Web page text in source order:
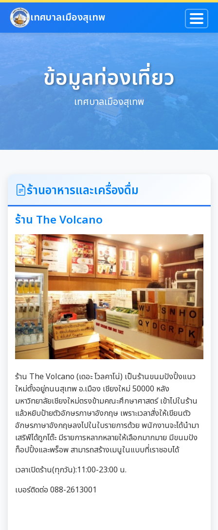
ข้ามไปยังเนื้อหาหลัก
เทศบาลเมืองสุเทพ
ข้อมูลท่องเที่ยว
เทศบาลเมืองสุเทพ
ร้านอาหารและเครื่องดื่ม
ร้าน The Volcano
ร้าน The Volcano (เดอะ โวลคาโน่) เป็นร้านขนมปังปิ้งแนว
ใหม่ตั้งอยู่ถนนสุเทพ อ.เมือง เชียงใหม่ 50000 หลัง
มหาวิทยาลัยเชียงใหม่ตรงข้ามคณะศึกษาศาสตร์ เข้าไปในร้าน
แล้วหยิบป้ายตัวอักษรภาษาอังกฤษ เพราะเวลาสั่งให้เขียนตัว
อักษรภาษาอังกฤษลงไปในใบรายการด้วย พนักงานจะได้นำมา
เสริฟ์ได้ถูกโต๊ะ มีรายการหลากหลายให้เลือกมากมาย มีขนมปัง
ท็อปปิ้งและพร็อพ สามารถสร้างเมนูในแบบที่เราชอบได้
เวลาเปิดร้าน(ทุกวัน):11:00-23:00 น.
เบอร์ติดต่อ 088-2613001